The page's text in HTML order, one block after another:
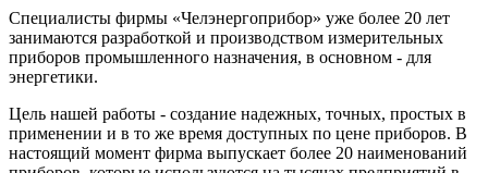
Специалисты фирмы «Челэнергоприбор» уже более 20 лет
занимаются разработкой и производством измерительных
приборов промышленного назначения, в основном - для
энергетики.
Цель нашей работы - создание надежных, точных, простых в
применении и в то же время доступных по цене приборов. В
настоящий момент фирма выпускает более 20 наименований